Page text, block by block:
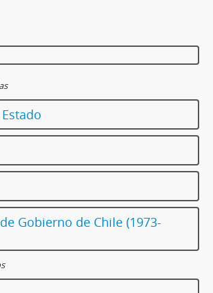
Gobierno de Chile (1973-